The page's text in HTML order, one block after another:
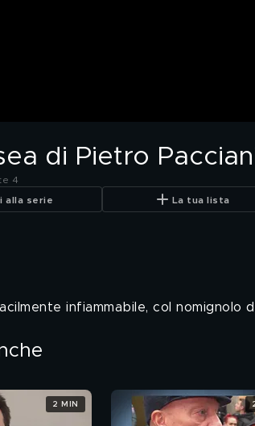
di Pietro
4
alla serie La tua lista
infiammabile, col nomignolo
2 MIN